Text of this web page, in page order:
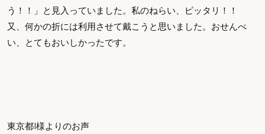
う！！」と見入っていました。私のねらい、ピッタリ！！
又、何かの折には利用させて戴こうと思いました。おせんべ
い、とてもおいしかったです。
東京都I様よりのお声